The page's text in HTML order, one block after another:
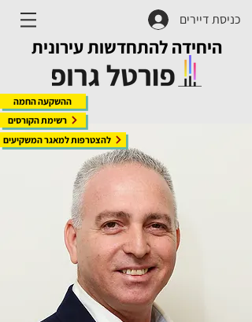
כניסת דיירים
היחידה להתחדשות עירונית
ההשקעה החמה
רשימת הקורסים
להצטרפות למאגר המשקיעים